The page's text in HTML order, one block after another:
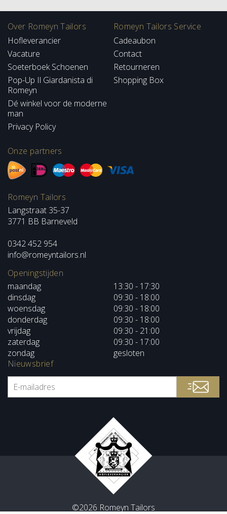
Over Romeyn Tailors
Hofleverancier
Vacature
Soeterboek Schoenen
Pop-Up Il Giardanista di
Romeyn
Dé winkel voor de moderne
man
Privacy Policy
Romeyn Tailors Service
Cadeaubon
Contact
Retourneren
Shopping Box
Onze partners
Romeyn Tailors
Langstraat 35-37
3771 BB Barneveld
0342 452 954
info@romeyntailors.nl
Openingstijden
maandag
13:30 - 17:30
dinsdag
09:30 - 18:00
woensdag
09:30 - 18:00
donderdag
09:30 - 18:00
vrijdag
09:30 - 21:00
zaterdag
09:30 - 17:00
zondag
gesloten
Nieuwsbrief
©2026 Romeyn Tailors